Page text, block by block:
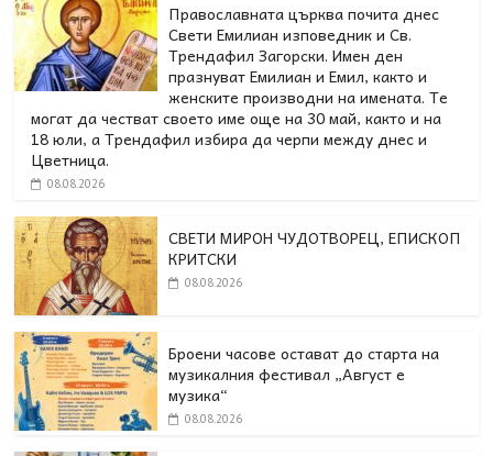
Православната църква почита днес
Свети Емилиан изповедник и Св.
Трендафил Загорски. Имен ден
празнуват Емилиан и Емил, както и
женските производни на имената. Те
могат да честват своето име още на 30 май, както и на
18 юли, а Трендафил избира да черпи между днес и
Цветница.
08.08.2026
СВЕТИ МИРОН ЧУДОТВОРЕЦ, ЕПИСКОП
КРИТСКИ
08.08.2026
Броени часове остават до старта на
музикалния фестивал „Август е
музика“
08.08.2026